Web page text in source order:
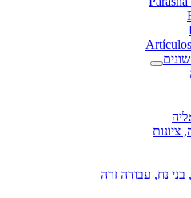
ציונות
בני נח, עבודה זרה